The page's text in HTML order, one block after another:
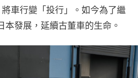
車行變「投行」。如今為了繼
本發展，延續古董車的生命。